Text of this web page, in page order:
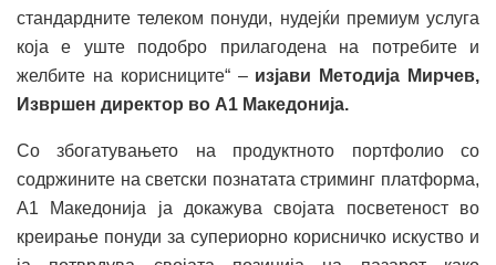
стандардните телеком понуди, нудејќи премиум услуга
која е уште подобро прилагодена на потребите и
желбите на корисниците“ – изјави Методија Мирчев,
Извршен директор во А1 Македонија.
Со збогатувањето на продуктното портфолио со
содржините на светски познатата стриминг платформа,
А1 Македонија ја докажува својата посветеност во
креирање понуди за супериорно корисничко искуство и